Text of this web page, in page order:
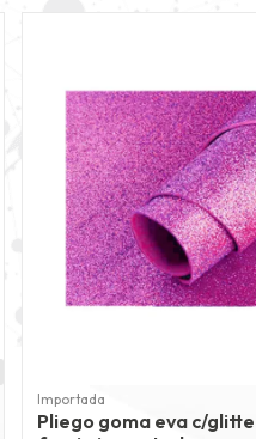
Importada
Pliego goma eva c/